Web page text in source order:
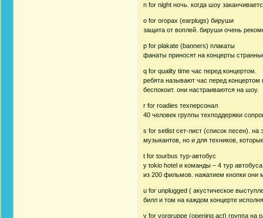
n for night ночь. когда шоу
o for oropax (earplugs) бируши
защита от воплей. бируши очень
p for plakate (banners) плакаты
фанаты приносят на концерты
q for quality time час перед концертом.
ребята называют час перед
беспокоит. они настраиваются на шоу.
r for roadies техперсонал
40 человек группы техподдержки
s for setlist сет-лист (список песен). на
музыкантов, но и для техников,
t for tourbus тур-автобус
у tokio hotel и команды – 4 тур
из 200 фильмов. нажатием кнопки они
u for unplugged ( акустическое
билл и том на каждом концерте
v for vorgruppe (opening act) группа на